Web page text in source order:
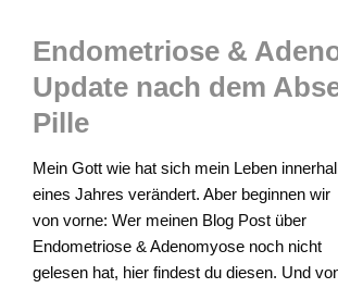
Endometriose &
Update nach dem
Pille
Mein Gott wie hat sich mein Leben
eines Jahres verändert. Aber beginnen wir
von vorne: Wer meinen Blog Post über
Endometriose & Adenomyose noch nicht
gelesen hat, hier findest du diesen. Und